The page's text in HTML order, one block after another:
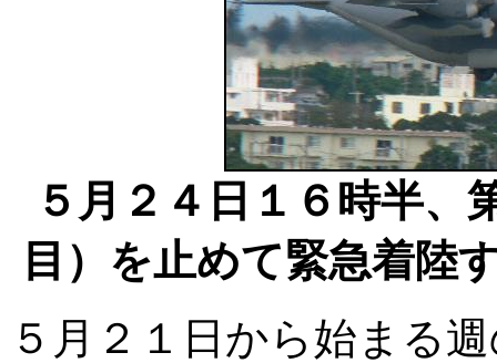
５月２４日１６時半、
目）を止めて緊急着陸
５月２１日から始まる